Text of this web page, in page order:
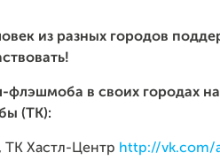
из разных городов
флэшмоба в своих городах на
(ТК):
ТК Хастл-Центр http://vk.com/